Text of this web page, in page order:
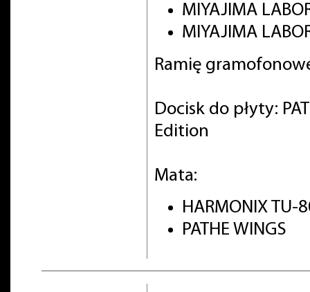
MIYAJIMA
MIYAJIMA
Ramię
Docisk do płyty:
Edition
Mata:
HARMONIX TU-
PATHE WINGS